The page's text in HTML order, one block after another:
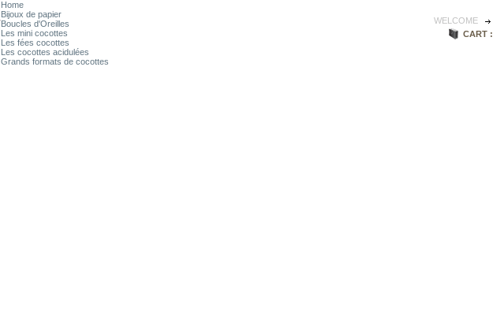
WELCOME
CART :
Home
Bijoux de papier
Boucles d'Oreilles
Les mini cocottes
Les fées cocottes
Les cocottes acidulées
Grands formats de cocottes